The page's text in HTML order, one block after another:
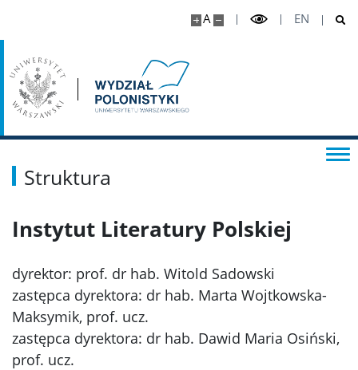
A EN
Struktura
Instytut Literatury Polskiej
dyrektor: prof. dr hab. Witold Sadowski
zastępca dyrektora: dr hab. Marta Wojtkowska-
Maksymik, prof. ucz.
zastępca dyrektora: dr hab. Dawid Maria Osiński,
prof. ucz.